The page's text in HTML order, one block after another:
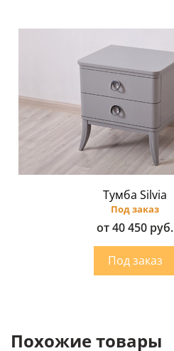
Тумба Silvia
Под заказ
от 40 450 руб.
Похожие товары